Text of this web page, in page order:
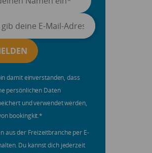
damit einverstanden, dass
persönlichen Daten
und verwendet werden,
bookingkit.*
aus der Freizeitbranche per E-
Du kannst dich jederzeit